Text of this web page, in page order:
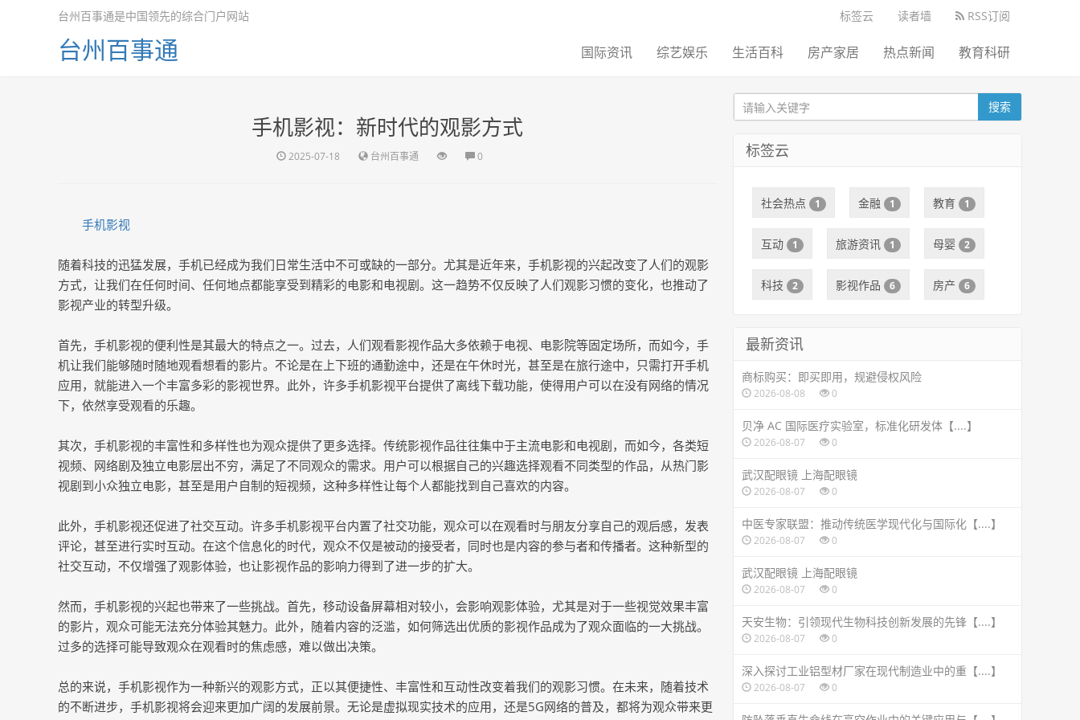
标签云 读者墙 RSS订阅
台州百事通是中国领先的综合门户网站
台州百事通 国际资讯 综艺娱乐 生活百科 房产家居 热点新闻 教育科研
手机影视：新时代的观影方式
2025-07-18 台州百事通 0
手机影视
随着科技的迅猛发展，手机已经成为我们日常生活中不可或缺的一部分。尤其是近年来，手机影视的兴起改变了人们的观影
方式，让我们在任何时间、任何地点都能享受到精彩的电影和电视剧。这一趋势不仅反映了人们观影习惯的变化，也推动了
影视产业的转型升级。
首先，手机影视的便利性是其最大的特点之一。过去，人们观看影视作品大多依赖于电视、电影院等固定场所，而如今，手
机让我们能够随时随地观看想看的影片。不论是在上下班的通勤途中，还是在午休时光，甚至是在旅行途中，只需打开手机
应用，就能进入一个丰富多彩的影视世界。此外，许多手机影视平台提供了离线下载功能，使得用户可以在没有网络的情况
下，依然享受观看的乐趣。
其次，手机影视的丰富性和多样性也为观众提供了更多选择。传统影视作品往往集中于主流电影和电视剧，而如今，各类短
视频、网络剧及独立电影层出不穷，满足了不同观众的需求。用户可以根据自己的兴趣选择观看不同类型的作品，从热门影
视剧到小众独立电影，甚至是用户自制的短视频，这种多样性让每个人都能找到自己喜欢的内容。
此外，手机影视还促进了社交互动。许多手机影视平台内置了社交功能，观众可以在观看时与朋友分享自己的观后感，发表
评论，甚至进行实时互动。在这个信息化的时代，观众不仅是被动的接受者，同时也是内容的参与者和传播者。这种新型的
社交互动，不仅增强了观影体验，也让影视作品的影响力得到了进一步的扩大。
然而，手机影视的兴起也带来了一些挑战。首先，移动设备屏幕相对较小，会影响观影体验，尤其是对于一些视觉效果丰富
的影片，观众可能无法充分体验其魅力。此外，随着内容的泛滥，如何筛选出优质的影视作品成为了观众面临的一大挑战。
过多的选择可能导致观众在观看时的焦虑感，难以做出决策。
总的来说，手机影视作为一种新兴的观影方式，正以其便捷性、丰富性和互动性改变着我们的观影习惯。在未来，随着技术
的不断进步，手机影视将会迎来更加广阔的发展前景。无论是虚拟现实技术的应用，还是5G网络的普及，都将为观众带来更
搜索
标签云
社会热点 1 金融 1 教育 1
互动 1 旅游资讯 1 母婴 2
科技 2 影视作品 6 房产 6
最新资讯
商标购买：即买即用，规避侵权风险
2026-08-08 0
贝净 AC 国际医疗实验室，标准化研发体【....】
2026-08-07 0
武汉配眼镜 上海配眼镜
2026-08-07 0
中医专家联盟：推动传统医学现代化与国际化【....】
2026-08-07 0
武汉配眼镜 上海配眼镜
2026-08-07 0
天安生物：引领现代生物科技创新发展的先锋【....】
2026-08-07 0
深入探讨工业铝型材厂家在现代制造业中的重【....】
2026-08-07 0